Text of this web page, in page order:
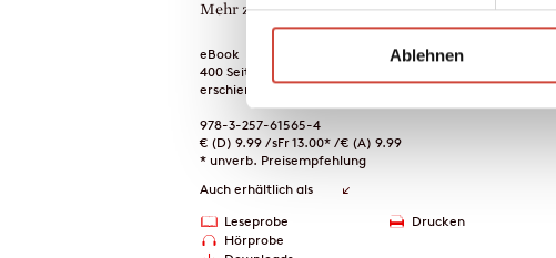
Ablehnen
Mehr zum Inhalt
eBook
400 Seiten (Printausgabe)
erschienen am 23. April 2025
978-3-257-61565-4
€ (D) 9.99 / sFr 13.00* / € (A) 9.99
* unverb. Preisempfehlung
Auch erhältlich als
Leseprobe
Hörprobe
Drucken